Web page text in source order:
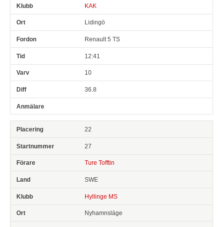
KAK
Lidingö
Renault 5 TS
12:41
10
36.8
22
27
Ture Tofftin
SWE
Hyllinge MS
Nyhamnsläge